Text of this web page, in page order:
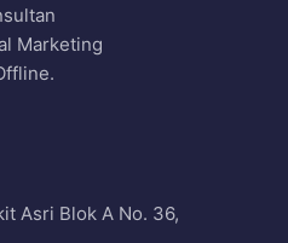
Marketing
Asri Blok A No. 36,